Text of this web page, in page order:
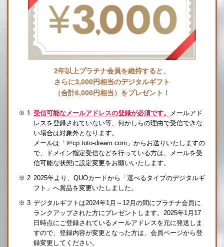
2年以上プラチナ会員を維持すると、
さらに3,000円相当のデジタルギフト
（合計6,000円相当）をプレゼント！
受信可能なメールアドレスの登録が必須です。
メールアド
レスを登録されていない等、何かしらの理由で受信できな
い場合は対象外となります。
メールは「＠cp.toto-dream.com」からお送りいたしますの
で、ドメイン指定受信などを行っている方は、メールを受
信可能な状態に設定変更をお願いいたします。
2025年より、QUOカードから「選べるタイプのデジタルギ
フト」へ賞品を変更いたしました。
デジタルギフトは2024年1月～12月の間にプラチナ会員に
ランクアップされた方にプレゼントします。 2025年1月17
日時点にご登録されているメールアドレスを元に発送しま
すので、登録内容が変更となった方は、会員ページから登
録変更してください。